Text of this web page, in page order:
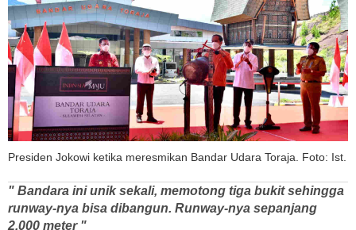
Presiden Jokowi ketika meresmikan Bandar Udara Toraja. Foto: Ist.
" Bandara ini unik sekali, memotong tiga bukit sehingga
runway-nya bisa dibangun. Runway-nya sepanjang
2.000 meter "